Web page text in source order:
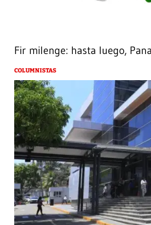
Fir milenge: hasta luego,
COLUMNISTAS